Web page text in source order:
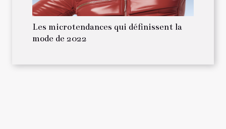
Les microtendances qui définissent la
mode de 2022